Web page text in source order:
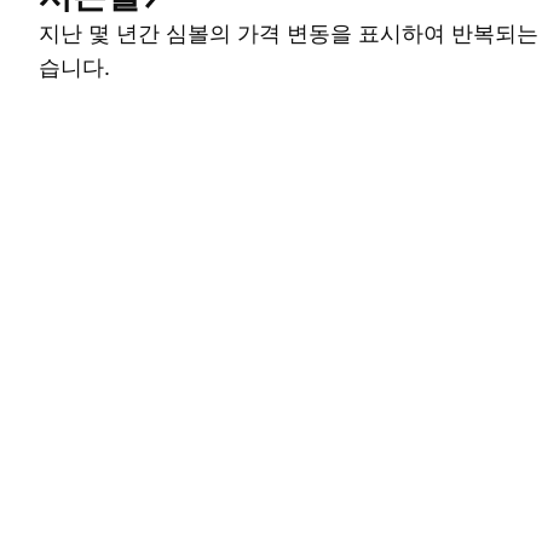
지난 몇 년간 심볼의 가격 변동을 표시하여 반복되
습니다.